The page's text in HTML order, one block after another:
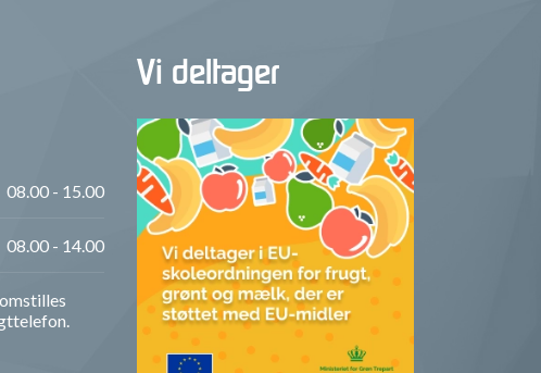
08.00 - 15.00
08.00 - 14.00
Vi deltager